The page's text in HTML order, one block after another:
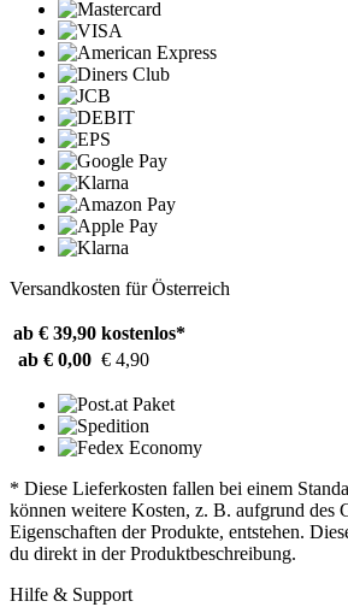
Versandkosten für Österreich
ab € 39,90 kostenlos*
ab € 0,00 € 4,90
* Diese Lieferkosten fallen bei einem
können weitere Kosten, z. B. aufgrund des
Eigenschaften der Produkte, entstehen.
du direkt in der Produktbeschreibung.
Hilfe & Support